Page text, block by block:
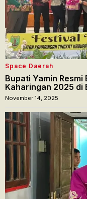
Space Daerah
Bupati Yamin
Kaharingan 2025 di
November 14, 2025